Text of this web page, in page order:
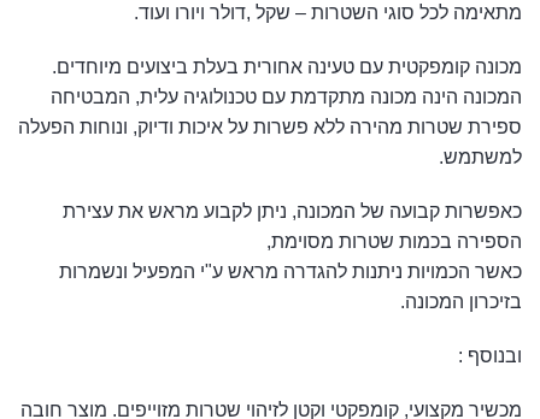
מתאימה לכל סוגי השטרות – שקל ,דולר ויורו ועוד.
מכונה קומפקטית עם טעינה אחורית בעלת ביצועים מיוחדים.
המכונה הינה מכונה מתקדמת עם טכנולוגיה עלית, המבטיחה
ספירת שטרות מהירה ללא פשרות על איכות ודיוק, ונוחות הפעלה
למשתמש.
כאפשרות קבועה של המכונה, ניתן לקבוע מראש את עצירת
הספירה בכמות שטרות מסוימת,
כאשר הכמויות ניתנות להגדרה מראש ע"י המפעיל ונשמרות
בזיכרון המכונה.
ובנוסף :
מכשיר מקצועי, קומפקטי וקטן לזיהוי שטרות מזוייפים. מוצר חובה